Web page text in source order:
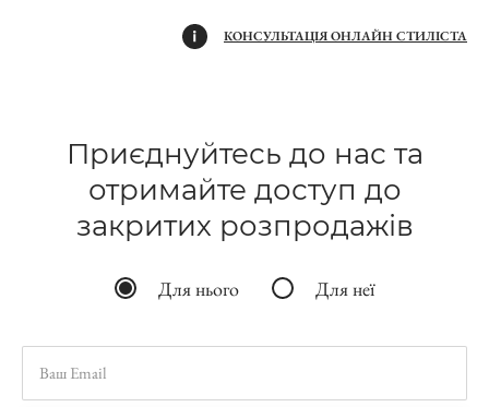
КОНСУЛЬТАЦІЯ ОНЛАЙН СТИЛІСТА
Приєднуйтесь до нас та
отримайте доступ до
закритих розпродажів
Для нього Для неї